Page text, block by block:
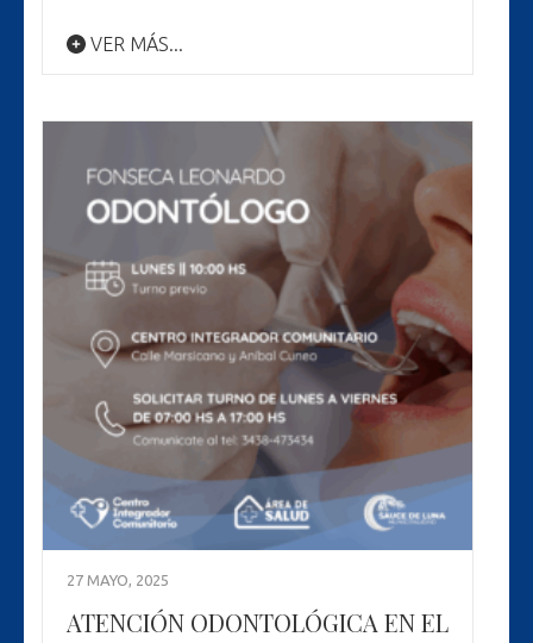
VER MÁS...
27 MAYO, 2025
ATENCIÓN ODONTOLÓGICA EN EL